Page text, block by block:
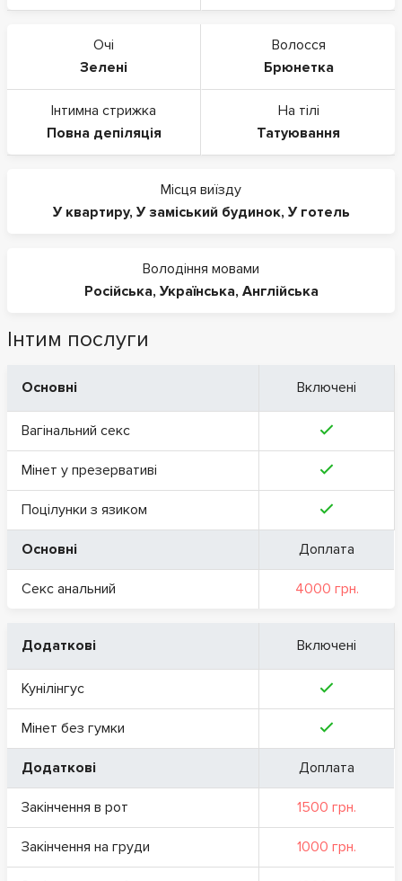
Очі
Зелені
Волосся
Брюнетка
Інтимна стрижка
Повна депіляція
На тілі
Татуювання
Місця виїзду
У квартиру, У заміський будинок, У готель
Володіння мовами
Російська, Українська, Англійська
Інтим послуги
Основні Включені
Вагінальний секс
Мінет у презервативі
Поцілунки з язиком
Основні Доплата
Секс анальний 4000 грн.
Додаткові Включені
Кунілінгус
Мінет без гумки
Додаткові Доплата
Закінчення в рот 1500 грн.
Закінчення на груди 1000 грн.